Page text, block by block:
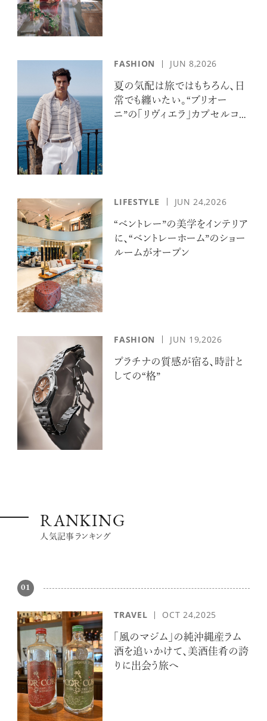
FASHION JUN 8,2026
夏の気配は旅ではもちろん、日
常でも纏いたい。“ブリオー
ニ”の「リヴィエラ」カプセルコレ
LIFESTYLE JUN 24,2026
“ベントレー”の美学をインテリア
に、“ベントレーホーム”のショー
ルームがオープン
FASHION JUN 19,2026
プラチナの質感が宿る、時計と
しての“格”
RANKING
人気記事ランキング
01
TRAVEL OCT 24,2025
「風のマジム」の純沖縄産ラム
酒を追いかけて、美酒佳肴の誇
りに出会う旅へ